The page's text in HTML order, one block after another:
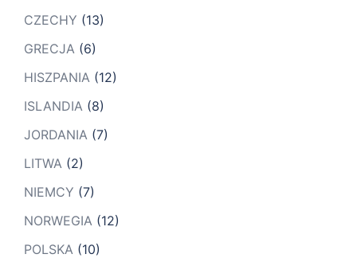
CZECHY (13)
GRECJA (6)
HISZPANIA (12)
ISLANDIA (8)
JORDANIA (7)
LITWA (2)
NIEMCY (7)
NORWEGIA (12)
POLSKA (10)